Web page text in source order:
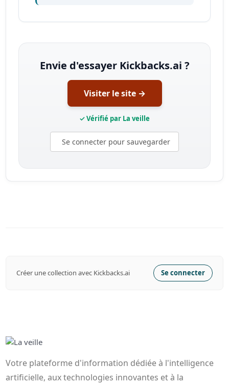
Envie d'essayer Kickbacks.ai ?
Visiter le site →
✓ Vérifié par La veille
Se connecter pour sauvegarder
Créer une collection avec Kickbacks.ai Se connecter
Votre plateforme d'information dédiée à l'intelligence
artificielle, aux technologies innovantes et à la